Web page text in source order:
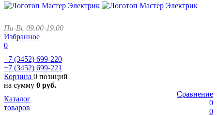
Пн-Вс 09.00-19.00
Избранное
0
+7 (3452) 699-220
+7 (3452) 699-221
Корзина 0 позиций
на сумму 0 руб.
Сравнение
0
0
Каталог
товаров